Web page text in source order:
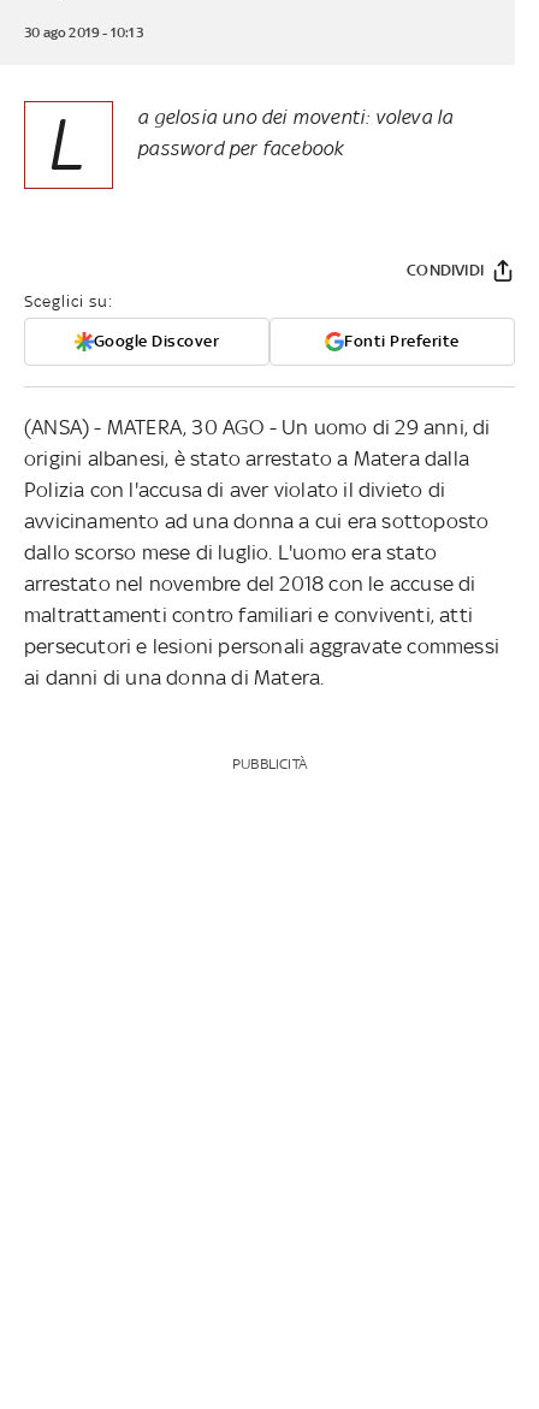
30 ago 2019 - 10:13
L
a gelosia uno dei moventi: voleva la
password per facebook
Sceglici su:
Google Discover Fonti Preferite
CONDIVIDI
(ANSA) - MATERA, 30 AGO - Un uomo di 29 anni, di
origini albanesi, è stato arrestato a Matera dalla
Polizia con l'accusa di aver violato il divieto di
avvicinamento ad una donna a cui era sottoposto
dallo scorso mese di luglio. L'uomo era stato
arrestato nel novembre del 2018 con le accuse di
maltrattamenti contro familiari e conviventi, atti
persecutori e lesioni personali aggravate commessi
ai danni di una donna di Matera.
PUBBLICITÀ